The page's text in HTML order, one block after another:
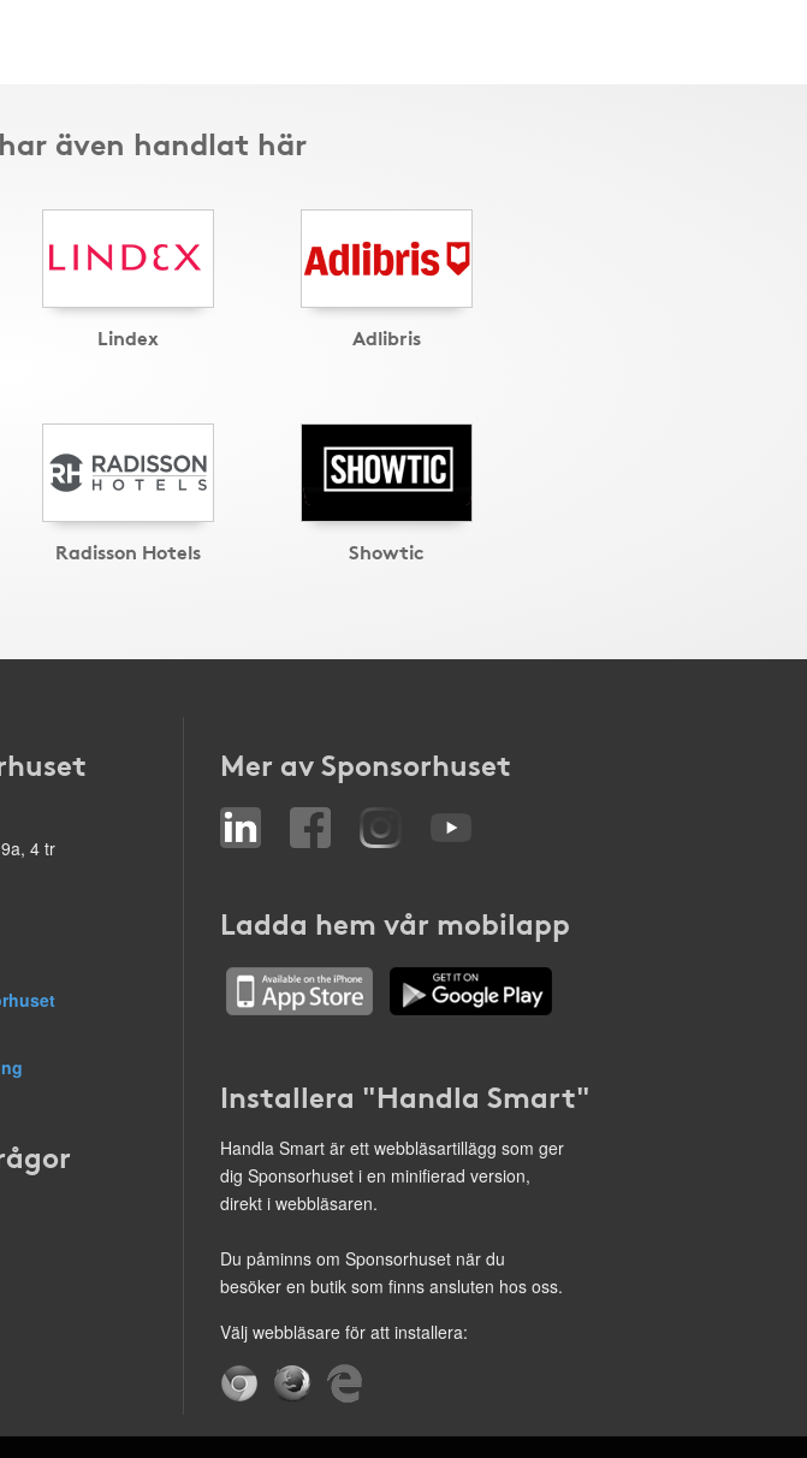
även handlat här
Lindex Adlibris
Radisson Hotels Showtic
4 tr
Mer av Sponsorhuset
Ladda hem vår mobilapp
Installera "Handla Smart"
Handla Smart är ett webbläsartillägg som ger
dig Sponsorhuset i en minifierad version,
direkt i webbläsaren.
Du påminns om Sponsorhuset när du
besöker en butik som finns ansluten hos oss.
Välj webbläsare för att installera: